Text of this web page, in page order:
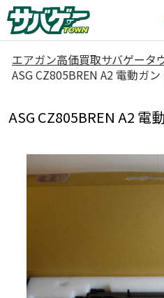
エアガン高価買取サバゲータ
ASG CZ805BREN A2 電動ガ
ASG CZ805BREN A2 電